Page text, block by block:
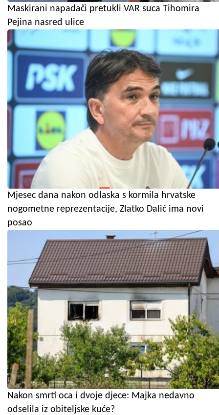
Maskirani napadači pretukli VAR suca Tihomira
Pejina nasred ulice
Mjesec dana nakon odlaska s kormila hrvatske
nogometne reprezentacije, Zlatko Dalić ima novi
posao
Nakon smrti oca i dvoje djece: Majka nedavno
odselila iz obiteljske kuće?